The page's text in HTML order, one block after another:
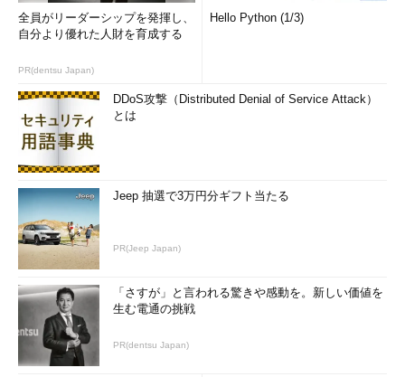
Webサイト：
IBUTA Kakeru Web Site
Twitter：@k_ibuta
解説：京姫鉄道
「物語の力でIT、セキュリティをもっと面白
く」をモットーに、作品制作を行っていま
す。
原作：OPAP-JP contributors
オープンソースなアニメを作ろうというプロ
作中。
公式サイト：Open Process Animation
全員がリーダーシップを発揮し、
自分より優れた人財を育成する
PR(dentsu Japan)
Hello Python (1/3)
DDoS攻撃（Distributed Denial of Service Attack）
とは
Jeep 抽選で3万円分ギフト当たる
PR(Jeep Japan)
「さすが」と言われる驚きや感動を。新しい価値を
生む電通の挑戦
PR(dentsu Japan)